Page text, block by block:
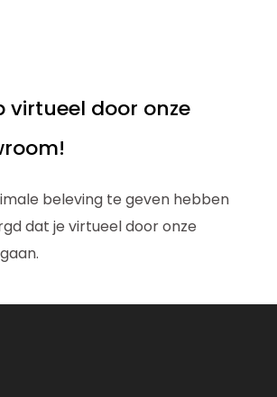
virtueel door onze
beleving te geven hebben
dat je virtueel door onze